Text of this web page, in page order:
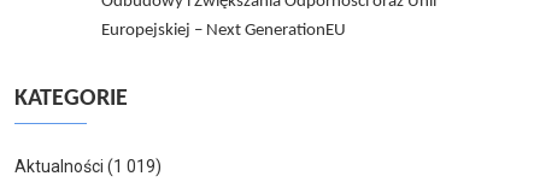
Europejskiej – Next GenerationEU
KATEGORIE
Aktualności (1 019)